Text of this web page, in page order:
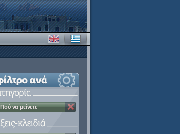
Πού να μείνετε